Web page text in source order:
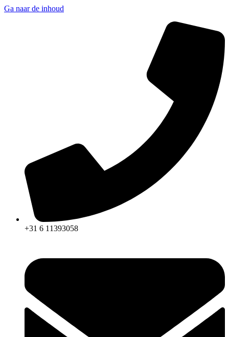
Ga naar de inhoud
+31 6 11393058